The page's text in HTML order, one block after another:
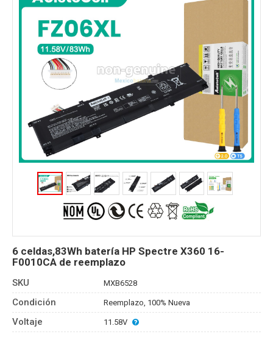
6 celdas,83Wh batería HP Spectre X360 16-
F0010CA de reemplazo
SKU MXB6528
Condición Reemplazo, 100% Nueva
Voltaje 11.58V